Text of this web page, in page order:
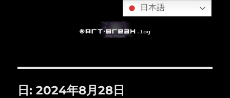
日:2024年8月28日
日本語